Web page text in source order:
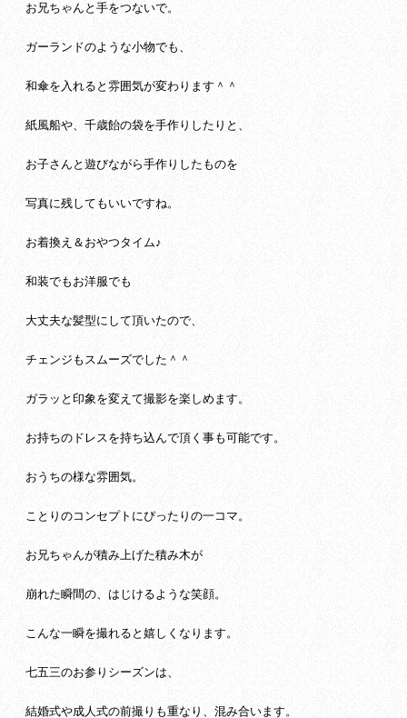
お兄ちゃんと手をつないで。
ガーランドのような小物でも、
和傘を入れると雰囲気が変わります＾＾
紙風船や、千歳飴の袋を手作りしたりと、
お子さんと遊びながら手作りしたものを
写真に残してもいいですね。
お着換え＆おやつタイム♪
和装でもお洋服でも
大丈夫な髪型にして頂いたので、
チェンジもスムーズでした＾＾
ガラッと印象を変えて撮影を楽しめます。
お持ちのドレスを持ち込んで頂く事も可能です。
おうちの様な雰囲気。
ことりのコンセプトにぴったりの一コマ。
お兄ちゃんが積み上げた積み木が
崩れた瞬間の、はじけるような笑顔。
こんな一瞬を撮れると嬉しくなります。
七五三のお参りシーズンは、
結婚式や成人式の前撮りも重なり、混み合います。